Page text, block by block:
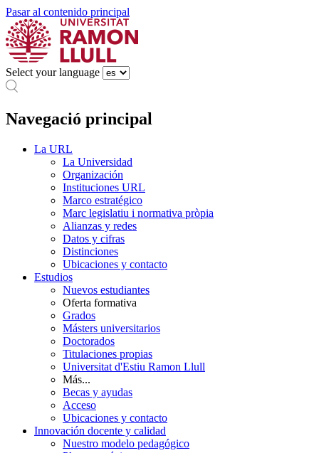
Pasar al contenido principal
Select your language
Navegació principal
La URL
La Universidad
Organización
Instituciones URL
Marco estratégico
Marc legislatiu i normativa pròpia
Alianzas y redes
Datos y cifras
Distinciones
Ubicaciones y contacto
Estudios
Nuevos estudiantes
Oferta formativa
Grados
Másters universitarios
Doctorados
Titulaciones propias
Universitat d'Estiu Ramon Llull
Más...
Becas y ayudas
Acceso
Ubicaciones y contacto
Innovación docente y calidad
Nuestro modelo pedagógico